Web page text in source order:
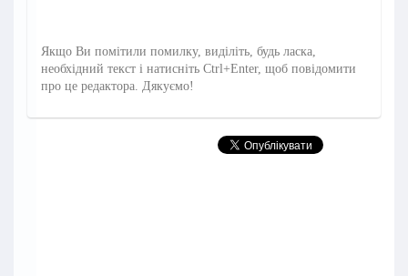
Якщо Ви помітили помилку, виділіть, будь ласка,
необхідний текст і натисніть Ctrl+Enter, щоб повідомити
про це редактора. Дякуємо!